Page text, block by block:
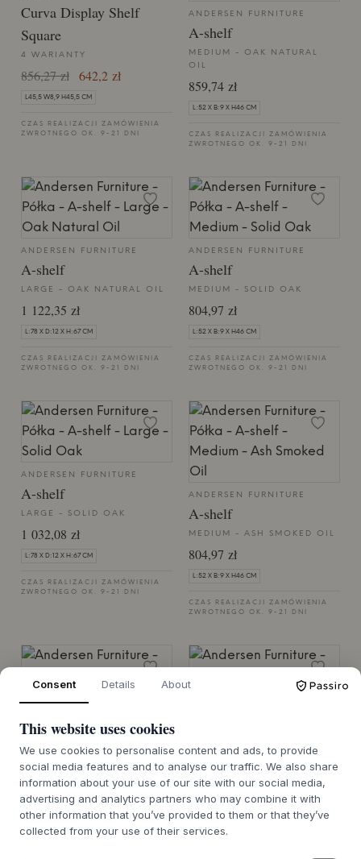
Curva Display Shelf
Square
4 WARIANTY
856,27 zł 642,2 zł
L45,5 W8,9 H45,5 CM
CZAS REALIZACJI ZAMÓWIENIA
ZWROTNEGO OK. 9-21 DNI
ANDERSEN FURNITURE
A-shelf
MEDIUM - OAK NATURAL
OIL
859,74 zł
L:52 X B:9 X H46 CM
CZAS REALIZACJI ZAMÓWIENIA
ZWROTNEGO OK. 9-21 DNI
ANDERSEN FURNITURE
A-shelf
LARGE - OAK NATURAL OIL
1 122,35 zł
L:78 X D:12 X H:67 CM
CZAS REALIZACJI ZAMÓWIENIA
ZWROTNEGO OK. 9-21 DNI
ANDERSEN FURNITURE
A-shelf
MEDIUM - SOLID OAK
804,97 zł
L:52 X B:9 X H46 CM
CZAS REALIZACJI ZAMÓWIENIA
ZWROTNEGO OK. 9-21 DNI
ANDERSEN FURNITURE
A-shelf
LARGE - SOLID OAK
1 032,08 zł
L:78 X D:12 X H:67 CM
CZAS REALIZACJI ZAMÓWIENIA
ZWROTNEGO OK. 9-21 DNI
ANDERSEN FURNITURE
A-shelf
MEDIUM - ASH SMOKED OIL
804,97 zł
L:52 X B:9 X H46 CM
CZAS REALIZACJI ZAMÓWIENIA
ZWROTNEGO OK. 9-21 DNI
A-shelf
LARGE - ASH SMOKED OIL
1 035,79 zł
L:78 X D:12 X H:67 CM
CZAS REALIZACJI ZAMÓWIENIA
ZWROTNEGO OK. 9-21 DNI
MEDIUM - BLACK STEEL
689,56 zł
L:52 X B:9 X H46 CM
CZAS REALIZACJI ZAMÓWIENIA
ZWROTNEGO OK. 9-21 DNI
Consent Details About
This website uses cookies
We use cookies to personalise content and ads, to provide
social media features and to analyse our traffic. We also share
information about your use of our site with our social media,
advertising and analytics partners who may combine it with
other information that you’ve provided to them or that they’ve
collected from your use of their services.